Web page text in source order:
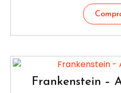
Frankenstein –